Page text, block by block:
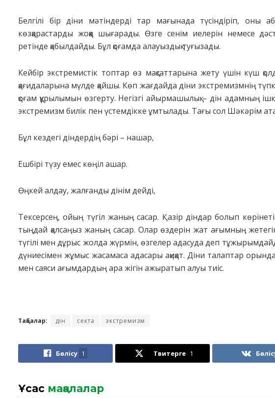
Белгілі бір діни мәтіндерді тар мағынада түсіндіріп, оны
көзқарастарды жоққа шығарады. Өзге сенім иелерін немесе
ретінде қабылдайды. Бұл қоғамда алауыздық туғызады.
Кейбір экстремистік топтар өз мақсаттарына жету үшін күш
қағидаларына мүлде қайшы. Көп жағдайда діни экстремизмнің
қоғам құрылымын өзгерту. Негізгі айырмашылық – дін адамның
экстремизм билік пен үстемдікке ұмтылады. Тағы сол Шәкәрім
Бұл кездегi дiндердiң бәрi – нашар,
Ешбiрi түзу емес көңiл ашар.
Өңкей алдау, жалғанды дiнiм дейдi,
Тексерсең, ойың түгiл жаның сасар. Қазір діндар болып
тыңдай қалсаңыз жаның сасар. Олар өздерін жат ағымның
түгілі мен дұрыс жолда жүрмін, өзгелер адасуда деп
дүниесімен жұмыс жасамаса адасары ақиқат. Діни талаптар
мен саяси ағымдардың ара жігін ажыратып алуы тиіс.
Таңбалар: дін секта экстремизм
Бөлісу 1 Твитерге 1
Ұқсас мақалалар